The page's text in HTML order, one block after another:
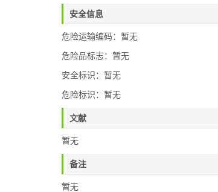
安全信息
危险运输编码：暂无
危险品标志：暂无
安全标识：暂无
危险标识：暂无
文献
暂无
备注
暂无